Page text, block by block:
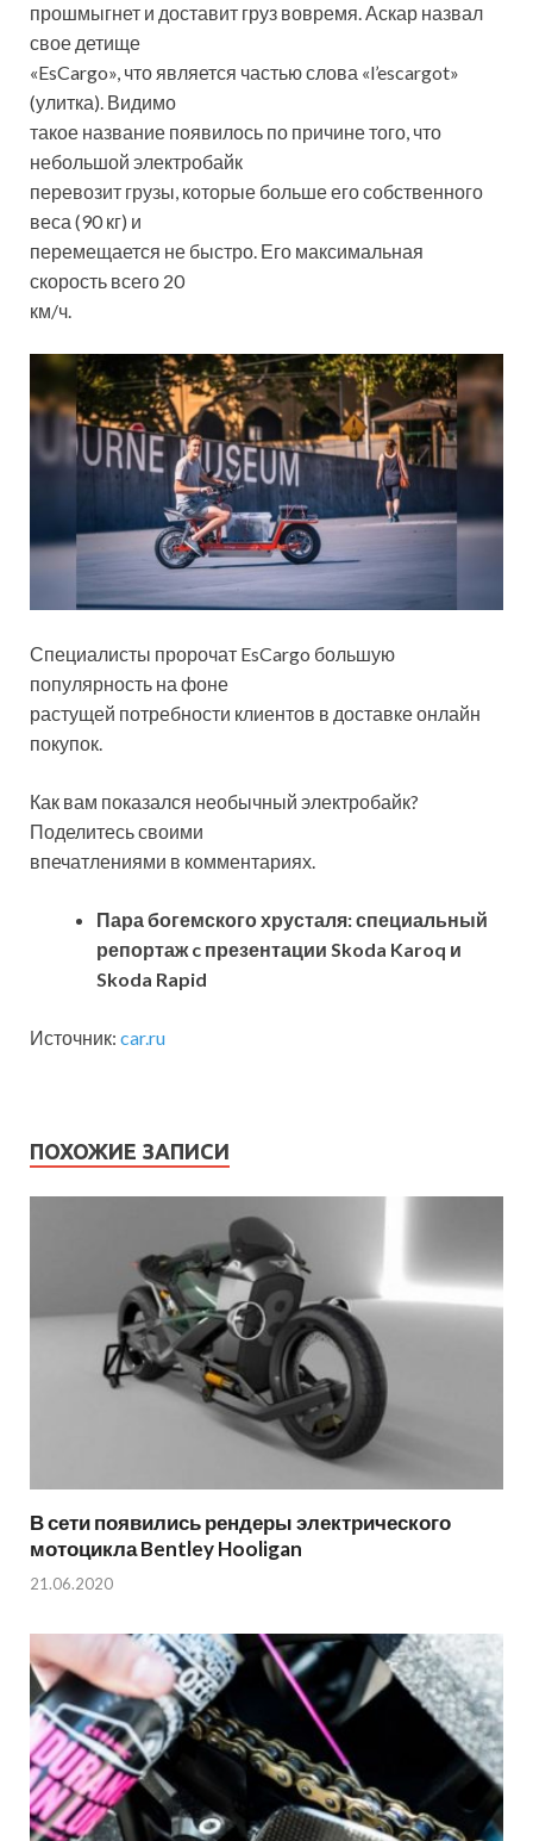
прошмыгнет и доставит груз вовремя. Аскар назвал
свое детище
«EsCargo», что является частью слова «l’escargot»
(улитка). Видимо
такое название появилось по причине того, что
небольшой электробайк
перевозит грузы, которые больше его собственного
веса (90 кг) и
перемещается не быстро. Его максимальная
скорость всего 20
км/ч.
Специалисты пророчат EsCargo большую
популярность на фоне
растущей потребности клиентов в доставке онлайн
покупок.
Как вам показался необычный электробайк?
Поделитесь своими
впечатлениями в комментариях.
Пара богемского хрусталя: специальный
репортаж c презентации Skoda Karoq и
Skoda Rapid
Источник: car.ru
ПОХОЖИЕ ЗАПИСИ
В сети появились рендеры электрического
мотоцикла Bentley Hooligan
21.06.2020